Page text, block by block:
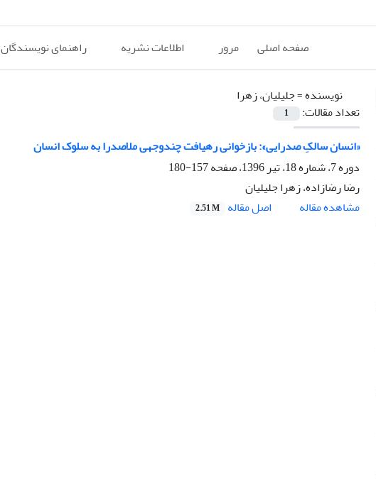
صفحه اصلی مرور اطلاعات نشریه راهنمای نویسندگان
نویسنده =جلیلیان، زهرا
تعداد مقالات:
1
«انسان سالکِ صدرایی»: بازخوانی رهیافت‌ چندوجهی ملاصدرا به سلوک انسان
دوره 7، شماره 18، تیر 1396، صفحه
157-180
رضا رضازاده، زهرا جلیلیان
مشاهده مقاله
اصل مقاله 2.51 M